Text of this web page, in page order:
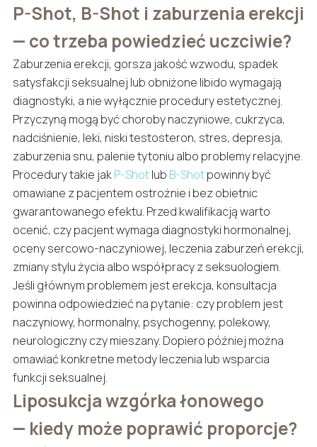
P-Shot, B-Shot i zaburzenia erekcji
— co trzeba powiedzieć uczciwie?
Zaburzenia erekcji, gorsza jakość wzwodu, spadek
satysfakcji seksualnej lub obniżone libido wymagają
diagnostyki, a nie wyłącznie procedury estetycznej.
Przyczyną mogą być choroby naczyniowe, cukrzyca,
nadciśnienie, leki, niski testosteron, stres, depresja,
zaburzenia snu, palenie tytoniu albo problemy relacyjne.
Procedury takie jakP-Shotlub B-Shotpowinny być
omawiane z pacjentem ostrożnie i bez obietnic
gwarantowanego efektu. Przed kwalifikacją warto
ocenić, czy pacjent wymaga diagnostyki hormonalnej,
oceny sercowo-naczyniowej, leczenia zaburzeń erekcji,
zmiany stylu życia albo współpracy z seksuologiem.
Jeśli głównym problemem jest erekcja, konsultacja
powinna odpowiedzieć na pytanie: czy problem jest
naczyniowy, hormonalny, psychogenny, polekowy,
neurologiczny czy mieszany. Dopiero później można
omawiać konkretne metody leczenia lub wsparcia
funkcji seksualnej.
Liposukcja wzgórka łonowego
— kiedy może poprawić proporcje?